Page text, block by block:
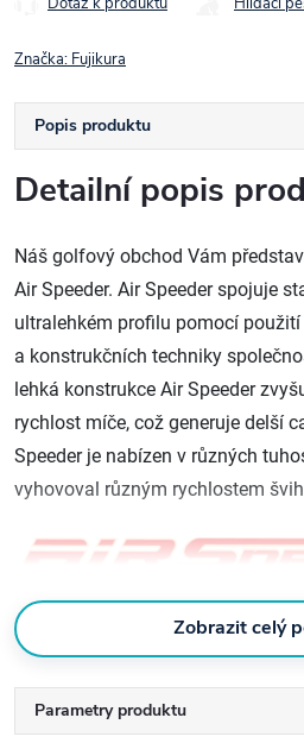
Značka: Fujikura
Popis produktu
Detailní popis
Náš golfový obchod Vám
Air Speeder. Air Speeder spojuje
ultralehkém profilu pomocí
a konstrukčních techniky
lehká konstrukce Air Speeder
rychlost míče, což generuje delší
Speeder je nabízen v různých
vyhovoval různým rychlostem
Zobrazit celý
Parametry produktu